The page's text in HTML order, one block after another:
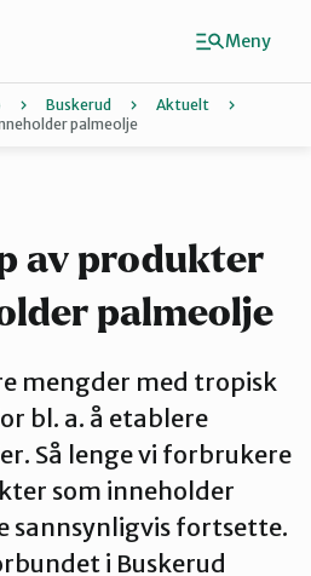
Buskerud
Aktuelt
palmeolje
av produkter
palmeolje
mengder med tropisk
bl. a. å etablere
Så lenge vi forbrukere
som inneholder
sannsynligvis fortsette.
i Buskerud